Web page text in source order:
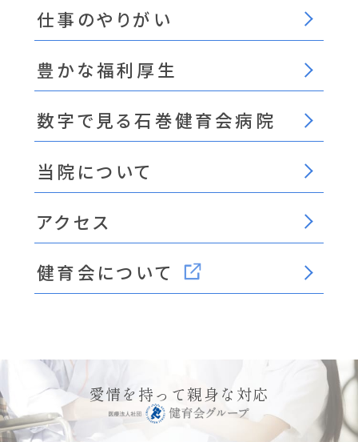
仕事のやりがい
豊かな福利厚生
数字で見る石巻健育会病院
当院について
アクセス
健育会について
愛情を持って親身な対応